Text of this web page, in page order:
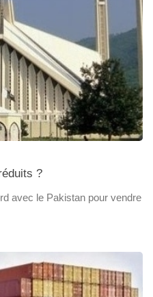
?
avec le Pakistan pour vendre